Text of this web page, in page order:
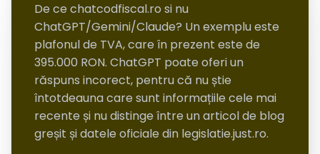
De ce chatcodfiscal.ro si nu
ChatGPT/Gemini/Claude? Un exemplu este
plafonul de TVA, care în prezent este de
395.000 RON. ChatGPT poate oferi un
răspuns incorect, pentru că nu știe
întotdeauna care sunt informațiile cele mai
recente și nu distinge între un articol de blog
greșit și datele oficiale din legislatie.just.ro.